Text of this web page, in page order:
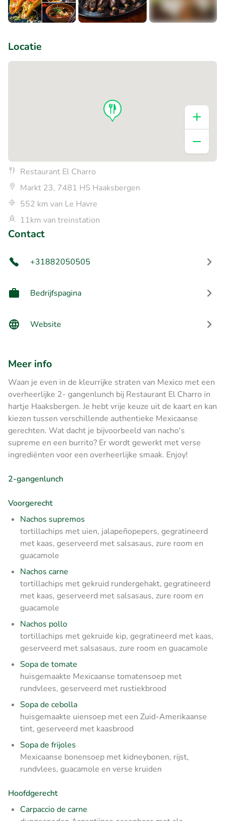
Locatie
Restaurant El Charro
Markt 23, 7481 HS Haaksbergen
552 km van Le Havre
11km van treinstation
Contact
+31882050505
Bedrijfspagina
Website
Meer info
Waan je even in de kleurrijke straten van Mexico met een
overheerlijke 2- gangenlunch bij Restaurant El Charro in
hartje Haaksbergen. Je hebt vrije keuze uit de kaart en kan
kiezen tussen verschillende authentieke Mexicaanse
gerechten. Wat dacht je bijvoorbeeld van nacho's
supreme en een burrito? Er wordt gewerkt met verse
ingrediënten voor een overheerlijke smaak. Enjoy!
2-gangenlunch
Voorgerecht
Nachos supremos
tortillachips met uien, jalapeñopepers, gegratineerd
met kaas, geserveerd met salsasaus, zure room en
guacamole
Nachos carne
tortillachips met gekruid rundergehakt, gegratineerd
met kaas, geserveerd met salsasaus, zure room en
guacamole
Nachos pollo
tortillachips met gekruide kip, gegratineerd met kaas,
geserveerd met salsasaus, zure room en guacamole
Sopa de tomate
huisgemaakte Mexicaanse tomatensoep met
rundvlees, geserveerd met rustiekbrood
Sopa de cebolla
huisgemaakte uiensoep met een Zuid-Amerikaanse
tint, geserveerd met kaasbrood
Sopa de frijoles
Mexicaanse bonensoep met kidneybonen, rijst,
rundvlees, guacamole en verse kruiden
Hoofdgerecht
Carpaccio de carne